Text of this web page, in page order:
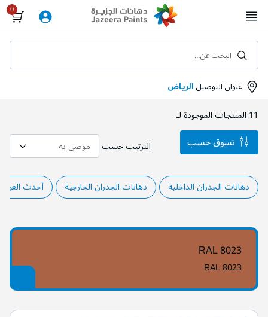
to
Content
عنوان التوصيلالرياض
البحث عن...
11 المنتجات الموجودة لـ
الترتيب حسب
دهانات الجدران الداخلية دهانات الجدران الخارجية أحدث
RAL 8023
RAL 8023
تسوق حسب